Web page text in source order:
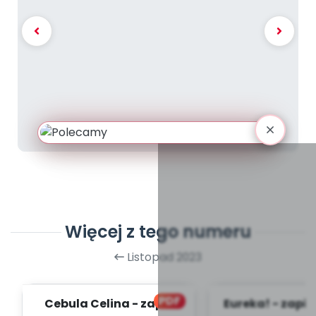
Więcej z tego numeru
Listopad 2023
PDF
Cebula Celina - zapis
Eureka! -